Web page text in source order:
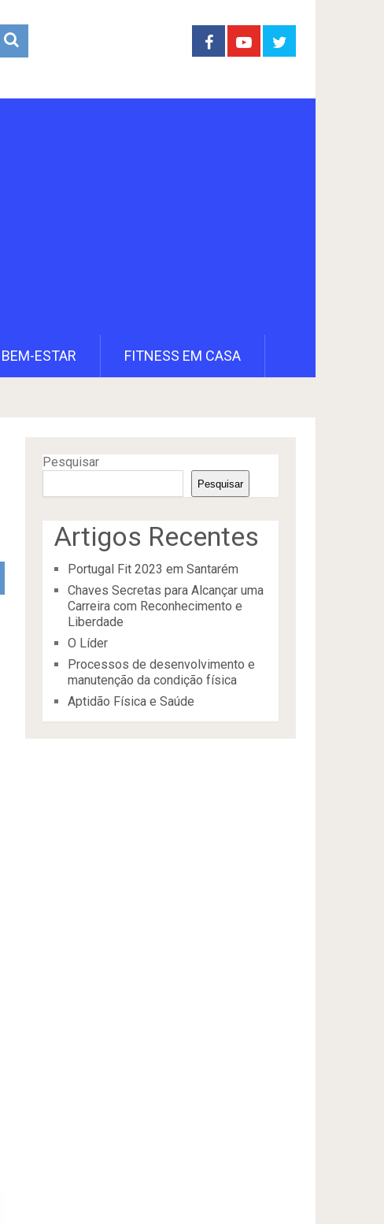
BEM-ESTAR FITNESS EM CASA
Pesquisar
Pesquisar
Artigos Recentes
Portugal Fit 2023 em Santarém
Chaves Secretas para Alcançar uma
Carreira com Reconhecimento e
Liberdade
O Líder
Processos de desenvolvimento e
manutenção da condição física
Aptidão Física e Saúde